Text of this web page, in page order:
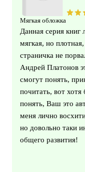
Мягкая обложка
Данная серия книг
мягкая, но
страничка не
Андрей Платонов
смогут понять,
почитать, вот
понять, Ваш это
меня лично
но довольно таки
общего развития!